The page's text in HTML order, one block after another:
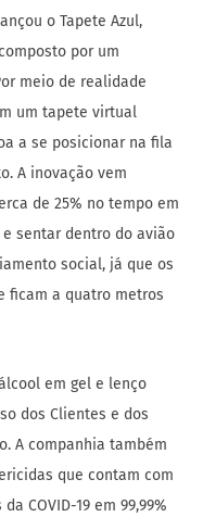
o Tapete Azul,
por um
meio de realidade
um tapete virtual
a se posicionar na fila
A inovação vem
de 25% no tempo em
sentar dentro do avião
social, já que os
ficam a quatro metros
em gel e lenço
dos Clientes e dos
A companhia também
que contam com
COVID-19 em 99,99%